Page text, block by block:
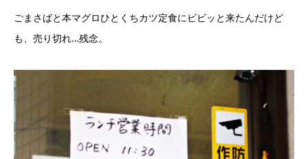
ごまさばと本マグロひとくちカツ定食にビビッと来たんだけど
も、売り切れ…残念。